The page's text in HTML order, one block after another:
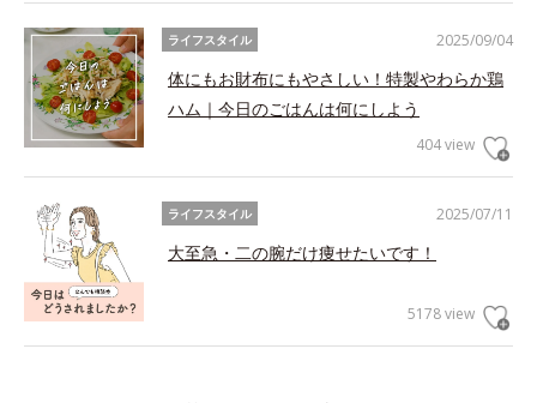
2025/09/04
ライフスタイル
体にもお財布にもやさしい！特製やわらか鶏
ハム｜今日のごはんは何にしよう
404 view
2025/07/11
ライフスタイル
大至急・二の腕だけ痩せたいです！
5178 view